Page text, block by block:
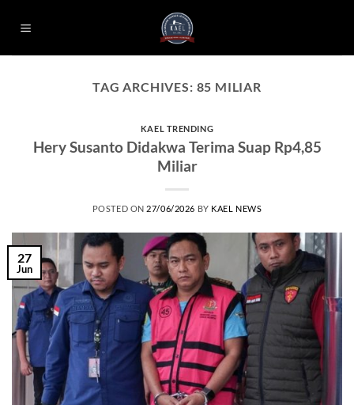
TAG ARCHIVES: 85 MILIAR
KAEL TRENDING
Hery Susanto Didakwa Terima Suap Rp4,85
Miliar
POSTED ON 27/06/2026 BY KAEL NEWS
27
Jun